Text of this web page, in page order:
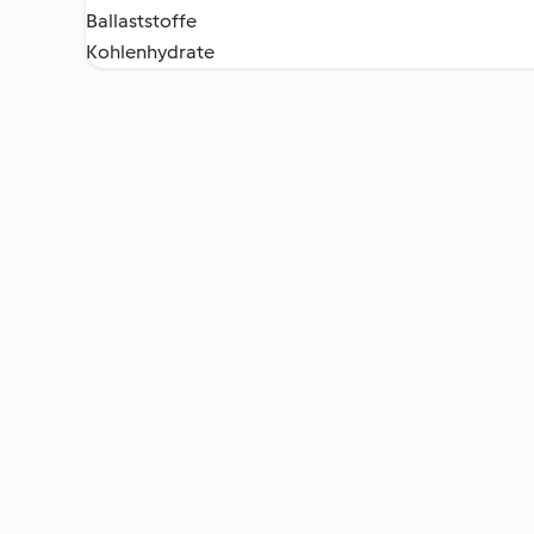
Ballaststoffe
Kohlenhydrate